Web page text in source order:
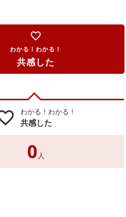
favorite_border
わかる！わかる！
共感した
わかる！わかる！
共感した
0 人